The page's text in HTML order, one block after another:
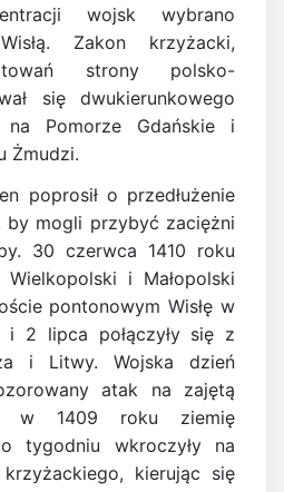
wojsk wybrano
Zakon krzyżacki,
strony polsko-
się dwukierunkowego
Pomorze Gdańskie i
Żmudzi.
poprosił o przedłużenie
by mogli przybyć zaciężni
30 czerwca 1410 roku
i Małopolski
pontonowym Wisłę w
i 2 lipca połączyły się z
i Litwy. Wojska dzień
atak na zajętą
w 1409 roku ziemię
tygodniu wkroczyły na
kierując się